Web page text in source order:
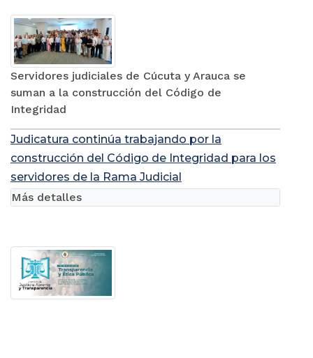
Servidores judiciales de Cúcuta y Arauca se
suman a la construcción del Código de
Integridad
Judicatura continúa trabajando por la
construcción del Código de Integridad para los
servidores de la Rama Judicial
Más detalles